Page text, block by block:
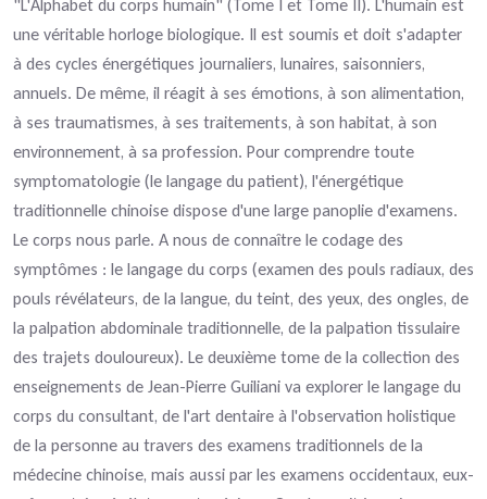
"L'Alphabet du corps humain" (Tome I et Tome II). L'humain est
une véritable horloge biologique. Il est soumis et doit s'adapter
à des cycles énergétiques journaliers, lunaires, saisonniers,
annuels. De même, il réagit à ses émotions, à son alimentation,
à ses traumatismes, à ses traitements, à son habitat, à son
environnement, à sa profession. Pour comprendre toute
symptomatologie (le langage du patient), l'énergétique
traditionnelle chinoise dispose d'une large panoplie d'examens.
Le corps nous parle. A nous de connaître le codage des
symptômes : le langage du corps (examen des pouls radiaux, des
pouls révélateurs, de la langue, du teint, des yeux, des ongles, de
la palpation abdominale traditionnelle, de la palpation tissulaire
des trajets douloureux). Le deuxième tome de la collection des
enseignements de Jean-Pierre Guiliani va explorer le langage du
corps du consultant, de l'art dentaire à l'observation holistique
de la personne au travers des examens traditionnels de la
médecine chinoise, mais aussi par les examens occidentaux, eux-